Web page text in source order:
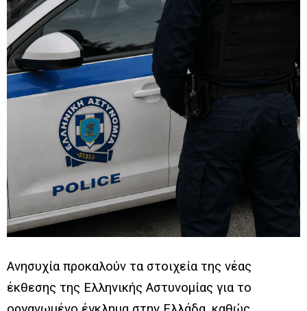
Ανησυχία προκαλούν τα στοιχεία της νέας
έκθεσης της Ελληνικής Αστυνομίας για το